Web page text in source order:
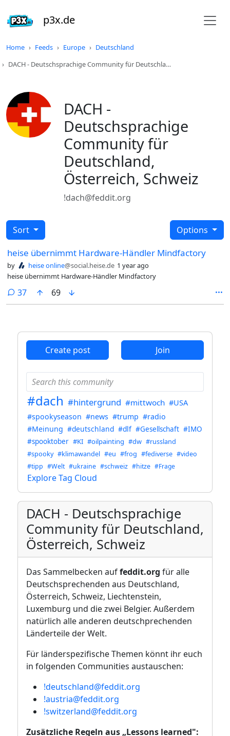
p3x.de
Home Feeds Europe
Deutschland
DACH - Deutschsprachige Community für Deutschla…
DACH -
Deutschsprachige
Community für
Deutschland,
Österreich, Schweiz
!dach@feddit.org
Sort Options
heise übernimmt Hardware-Händler Mindfactory
by heise online@social.heise.de 1 year ago
heise übernimmt Hardware-Händler Mindfactory
37comments
69
Create post Join
#dach #hintergrund #mittwoch #USA
#spookyseason #news #trump #radio
#Meinung #deutschland #dlf #Gesellschaft #IMO
#spooktober #KI #oilpainting #dw #russland
#spooky #klimawandel #eu #frog #fediverse #video
#tipp #Welt #ukraine #schweiz #hitze #Frage
Explore Tag Cloud
DACH - Deutschsprachige
Community für Deutschland,
Österreich, Schweiz
Das Sammelbecken auffeddit.org für alle
Deutschsprechenden aus Deutschland,
Österreich, Schweiz, Liechtenstein,
Luxemburg und die zwei Belgier. Außerdem
natürlich alle anderen deutschprechenden
Länderteile der Welt.
Für länderspezifische Themen könnt ihr euch
in folgenden Communities austauschen:
!deutschland@feddit.org
!austria@feddit.org
!switzerland@feddit.org
Zusätzliche Regeln aus „Lessons learned":